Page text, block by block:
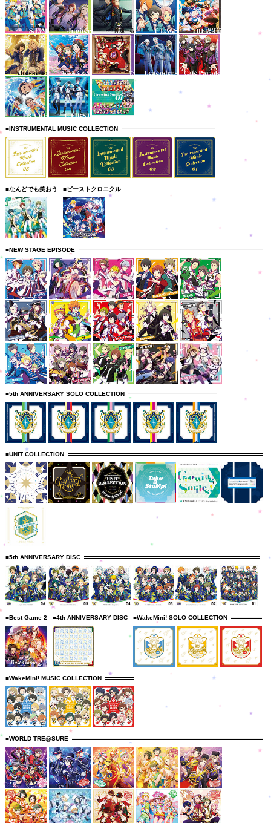
■INSTRUMENTAL MUSIC COLLECTION
■なんどでも笑おう ■ビーストクロニクル
■NEW STAGE EPISODE
■5th ANNIVERSARY SOLO COLLECTION
■UNIT COLLECTION
■5th ANNIVERSARY DISC
■Best Game 2 ■4th ANNIVERSARY DISC ■WakeMini! SOLO COLLECTION
■WakeMini! MUSIC COLLECTION
■WORLD TRE@SURE